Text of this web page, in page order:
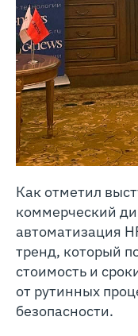
Как отметил
коммерческий
автоматизация
тренд, который
стоимость и
от рутинных
безопасности.